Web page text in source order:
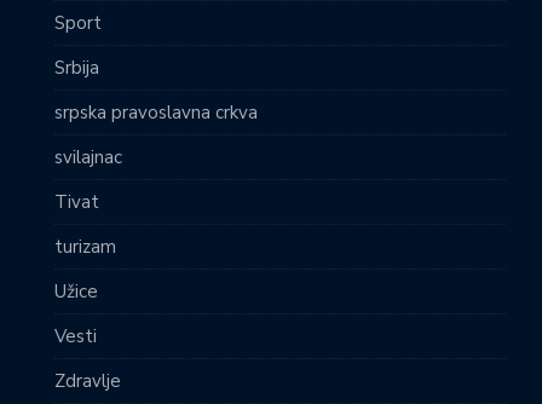
Sport
Srbija
srpska pravoslavna crkva
svilajnac
Tivat
turizam
Užice
Vesti
Zdravlje